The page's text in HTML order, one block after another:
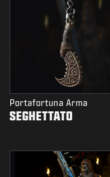
Portafortuna Arma
SEGHETTATO